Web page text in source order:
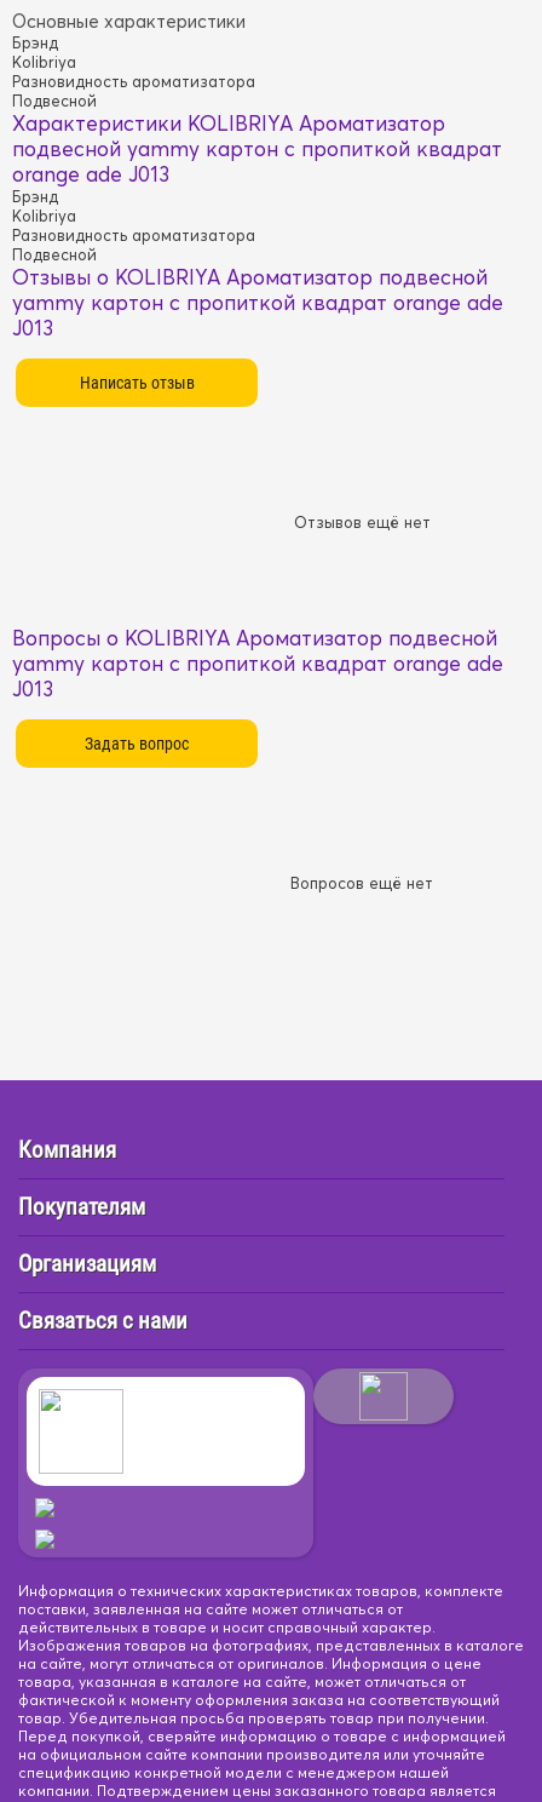
Основные характеристики
Брэнд
Kolibriya
Разновидность ароматизатора
Подвесной
Характеристики KOLIBRIYA Ароматизатор
подвесной yammy картон с пропиткой квадрат
orange ade J013
Брэнд
Kolibriya
Разновидность ароматизатора
Подвесной
Отзывы о KOLIBRIYA Ароматизатор подвесной
yammy картон с пропиткой квадрат orange ade
J013
Отзывов ещё нет
Вопросы о KOLIBRIYA Ароматизатор подвесной
yammy картон с пропиткой квадрат orange ade
J013
Вопросов ещё нет
Компания
Покупателям
Организациям
Связаться с нами
Информация о технических характеристиках товаров, комплекте
поставки, заявленная на сайте может отличаться от
действительных в товаре и носит справочный характер.
Изображения товаров на фотографиях, представленных в каталоге
на сайте, могут отличаться от оригиналов. Информация о цене
товара, указанная в каталоге на сайте, может отличаться от
фактической к моменту оформления заказа на соответствующий
товар. Убедительная просьба проверять товар при получении.
Перед покупкой, сверяйте информацию о товаре с информацией
на официальном сайте компании производителя или уточняйте
спецификацию конкретной модели с менеджером нашей
компании. Подтверждением цены заказанного товара является